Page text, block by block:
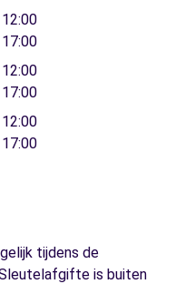
tijdens de
is buiten